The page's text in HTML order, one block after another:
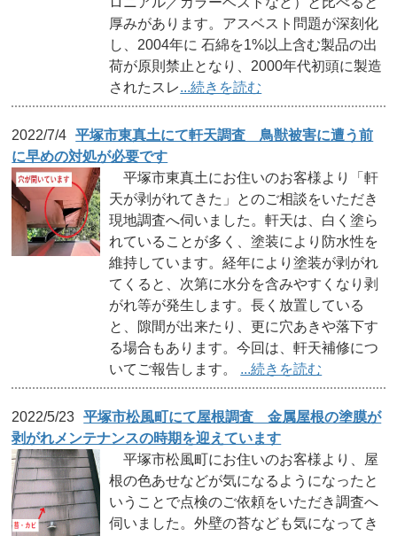
厚みがあります。アスベスト問題が深刻化
し、2004年に 石綿を1%以上含む製品の出
荷が原則禁止となり、2000年代初頭に製造
されたスレ...続きを読む
2022/7/4
平塚市東真土にて軒天調査 鳥獣被害に遭う前
に早めの対処が必要です
平塚市東真土にお住いのお客様より「軒
天が剥がれてきた」とのご相談をいただき
現地調査へ伺いました。軒天は、白く塗ら
れていることが多く、塗装により防水性を
維持しています。経年により塗装が剥がれ
てくると、次第に水分を含みやすくなり剥
がれ等が発生します。長く放置している
と、隙間が出来たり、更に穴あきや落下す
る場合もあります。今回は、軒天補修につ
いてご報告します。 ...続きを読む
2022/5/23
平塚市松風町にて屋根調査 金属屋根の塗膜が
剥がれメンテナンスの時期を迎えています
平塚市松風町にお住いのお客様より、屋
根の色あせなどが気になるようになったと
いうことで点検のご依頼をいただき調査へ
伺いました。外壁の苔なども気になってき